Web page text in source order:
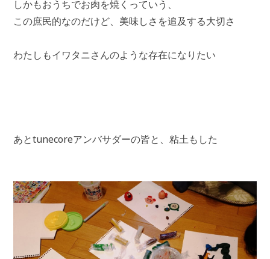
しかもおうちでお肉を焼くっていう、
この庶民的なのだけど、美味しさを追及する大切さ
わたしもイワタニさんのような存在になりたい
あとtunecoreアンバサダーの皆と、粘土もした